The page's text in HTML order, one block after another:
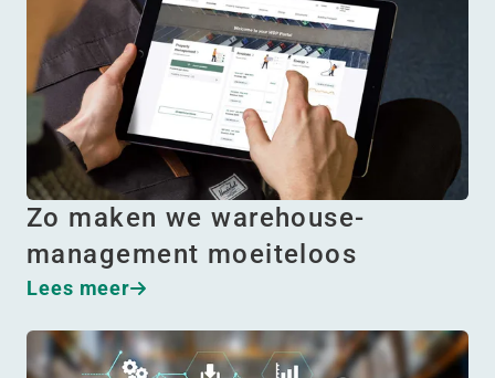
Zo maken we warehouse-
management moeiteloos
Lees meer